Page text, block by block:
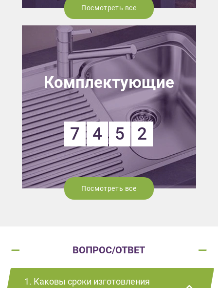
Посмотреть все
Комплектующие
7 4 5 2
Посмотреть все
ВОПРОС/ОТВЕТ
1. Каковы сроки изготовления